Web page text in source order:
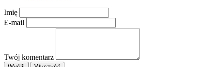
Imię
E-mail
Twój komentarz